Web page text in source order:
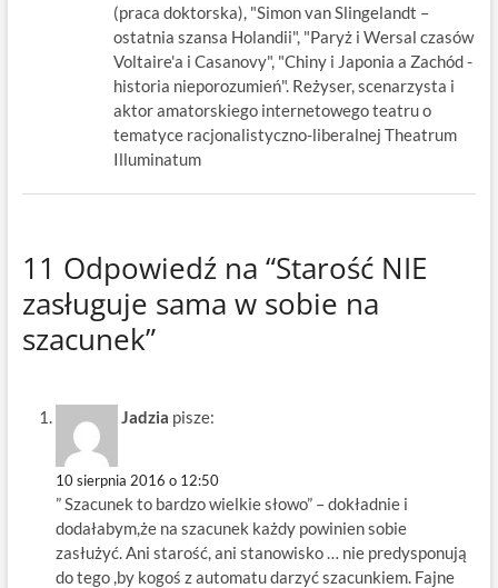
(praca doktorska), "Simon van Slingelandt –
ostatnia szansa Holandii", "Paryż i Wersal czasów
Voltaire'a i Casanovy", "Chiny i Japonia a Zachód -
historia nieporozumień". Reżyser, scenarzysta i
aktor amatorskiego internetowego teatru o
tematyce racjonalistyczno-liberalnej Theatrum
Illuminatum
11 Odpowiedź na “Starość NIE
zasługuje sama w sobie na
szacunek”
Jadzia pisze:
10 sierpnia 2016 o 12:50
” Szacunek to bardzo wielkie słowo” – dokładnie i
dodałabym,że na szacunek każdy powinien sobie
zasłużyć. Ani starość, ani stanowisko … nie predysponują
do tego ,by kogoś z automatu darzyć szacunkiem. Fajne